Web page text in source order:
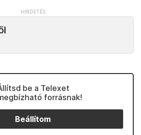
be a Telexet
forrásnak!
Beállítom